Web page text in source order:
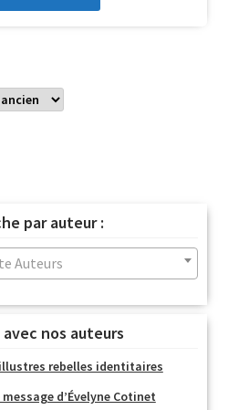
par auteur :
Auteurs
nos auteurs
rebelles identitaires
d’Évelyne Cotinet